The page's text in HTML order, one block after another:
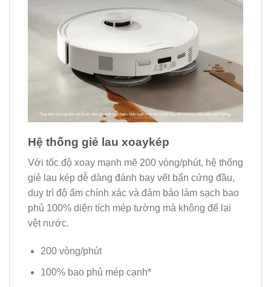
Hệ thống giẻ lau xoaykép
Với tốc độ xoay mạnh mẽ 200 vòng/phút, hệ thống
giẻ lau kép dễ dàng đánh bay vết bẩn cứng đầu,
duy trì độ ẩm chính xác và đảm bảo làm sạch bao
phủ 100% diện tích mép tường mà không để lại
vệt nước.
200 vòng/phút
100% bao phủ mép cạnh*